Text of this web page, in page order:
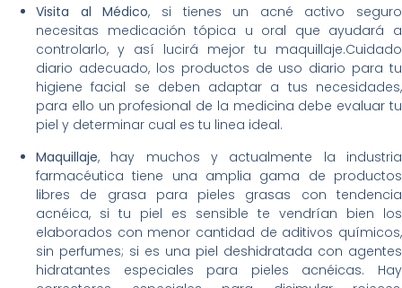
Visita al Médico, si tienes un acné activo seguro
necesitas medicación tópica u oral que ayudará a
controlarlo, y así lucirá mejor tu maquillaje.Cuidado
diario adecuado, los productos de uso diario para tu
higiene facial se deben adaptar a tus necesidades,
para ello un profesional de la medicina debe evaluar tu
piel y determinar cual es tu linea ideal.
Maquillaje, hay muchos y actualmente la industria
farmacéutica tiene una amplia gama de productos
libres de grasa para pieles grasas con tendencia
acnéica, si tu piel es sensible te vendrían bien los
elaborados con menor cantidad de aditivos químicos,
sin perfumes; si es una piel deshidratada con agentes
hidratantes especiales para pieles acnéicas. Hay